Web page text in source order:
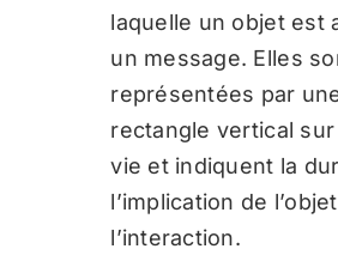
laquelle un objet est
un message. Elles
représentées par
rectangle vertical
vie et indiquent la
l’implication de
l’interaction.